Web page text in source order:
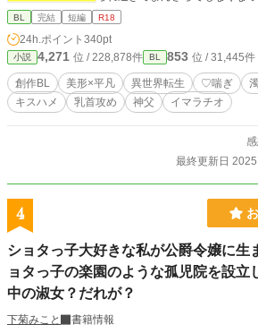
ぎ／乳首尿道責め／イマラチオ
BL 完結 短編 R18
24h.ポイント 340pt
小説 4,271 位 / 228,878件 BL 853 位 / 31,445件
創作BL 美形×平凡 異世界転生 ♡喘ぎ
キスハメ
乳首攻め 神父 イマラチオ
最終更新日
4
ショタっ子大好きな私が公爵令嬢に生
ョタっ子の楽園のような孤児院を設
中の淑女？だれが？
下菊みこと
書籍情報